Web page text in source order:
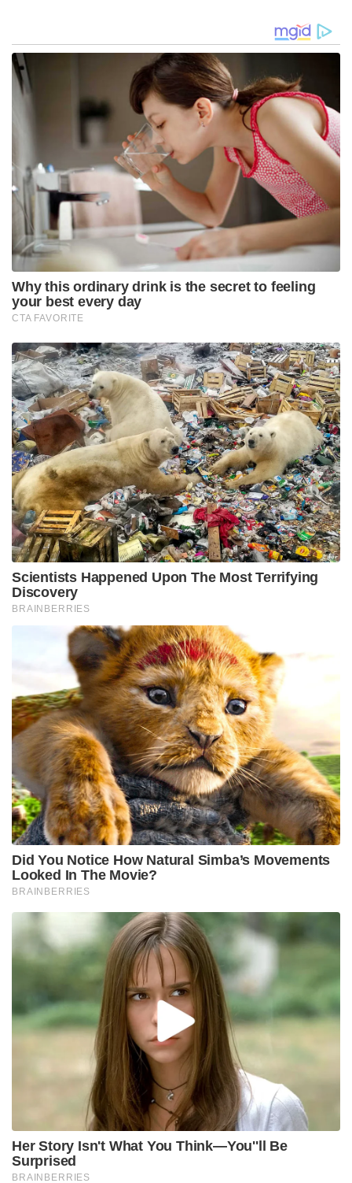
പെൺകുട്ടിയുടെ പിതാവ് നൽകിയ ഔദ്യോഗിക
പരാതിയുടെ അടിസ്ഥാനത്തിലാണ് വെസ്റ്റ് ഡെപ്യൂട്ടി
പോലീസ് കമ്മീഷണർ (DCP) എസ്.എം. ഖാസിം
അബിദിയുടെ നേതൃത്വത്തിലുള്ള പോലീസ് സംഘം
അർമാനെ അടിയന്തരമായി അറസ്റ്റ് ചെയ്തത്.
പ്രതിയെ നിലവിൽ അതീവ രഹസ്യ കേന്ദ്രത്തിൽ വെച്ച്
വിശദമായി ചോദ്യം ചെയ്തുവരികയാണെന്ന് ഡിസിപി
വ്യക്തമാക്കി. പ്രാഥമിക അന്വേഷണത്തിൽ പ്രതിയും
പെൺകുട്ടിയും മുൻപ് തന്നെ പരസ്പരം
അറിയുന്നവരായിരുന്നുവെന്ന് വ്യക്തമായിട്ടുണ്ട്.
കാൺപൂരിലെ കാർഗിൽ പാർക്കിൽ വെച്ചാണ് ഇവർ
മുൻപ് പരിചയപ്പെട്ടത്. കഴിഞ്ഞ ജൂൺ 21-ന് അർമാൻ
വിളിച്ചതനുസരിച്ച് വീട്ടിൽ നിന്നിറങ്ങിയ പെൺകുട്ടിയെ,
മറ്റൊരു സ്ഥലത്ത് വെച്ച് കാറിലെത്തിയ അർമാനും മറ്റ്
രണ്ട് യുവാക്കളും ചേർന്ന്
വിവിധ ഭാഗങ്ങളിൽ ചുറ്റിച്ച ശേഷം പ്രതി
പെൺകുട്ടിയെ സ്വന്തം വീട്ടിലെത്തിച്ച്
തടങ്കലിലാക്കുകയായിരുന്നുവെന്ന് പോലീസ് പറഞ്ഞു.
തടങ്കലിൽ കഴിഞ്ഞ ആറ് ദിവസവും ക്രൂരമായ
പീഡനങ്ങളാണ് തനിക്ക് നേരിടേണ്ടി വന്നതെന്ന്
പെൺകുട്ടി പോലീസിന് മൊഴി നൽകി. പ്രതിയും
കുടുംബവും ചേർന്ന് തന്നെ നിർബന്ധിച്ച് മതപരമായ
ശ്ലോകങ്ങൾ ചൊല്ലിക്കാനും ഉറുദുവിലുള്ള ചില
രേഖകളിൽ ഒപ്പുവെപ്പിക്കാനും ശ്രമിച്ചതായി
പെൺകുട്ടി വെളിപ്പെടുത്തി. ഇത് വിസമ്മതിച്ചപ്പോൾ
പഴുപ്പിച്ച ഇരുമ്പ് തവി ഉപയോഗിച്ച് ശരീരത്തിൽ
പൊള്ളിക്കുകയും ക്രൂരമായി മർദ്ദിക്കുകയും ചെയ്തു.
തങ്ങളുടെ ആവശ്യങ്ങൾക്ക് വഴങ്ങിയില്ലെങ്കിൽ
പെൺകുട്ടിയെയും കുടുംബത്തെയും
കൊലപ്പെടുത്തുമെന്നും മറ്റാർക്കെങ്കിലും
വിറ്റുകളയുമെന്നും അർമാനും കുടുംബവും
ഭീഷണിപ്പെടുത്തിയതായും മൊഴിയിലുണ്ട്. ശനിയാഴ്ച
രാത്രി ഇവരുടെ കണ്ണുവെട്ടിച്ച് രക്ഷപ്പെട്ട പെൺകുട്ടി
വീട്ടിലെത്തി മാതാപിതാക്കളോട് വിവരം
പറയുകയായിരുന്നു. സംഭവത്തിൽ ഉൾപ്പെട്ട മറ്റ്
പ്രതികൾക്കായി പോലീസ് അന്വേഷണം
ഊർജ്ജിതമാക്കിയിട്ടുണ്ട്. വരും ദിവസങ്ങളിൽ
കൂടുതൽ ശക്തമായ നിയമനടപടികൾ
ഉണ്ടാകുമെന്നും കാൺപൂർ പോലീസ് അറിയിച്ചു.
Tags: Eat beef recite religious verses